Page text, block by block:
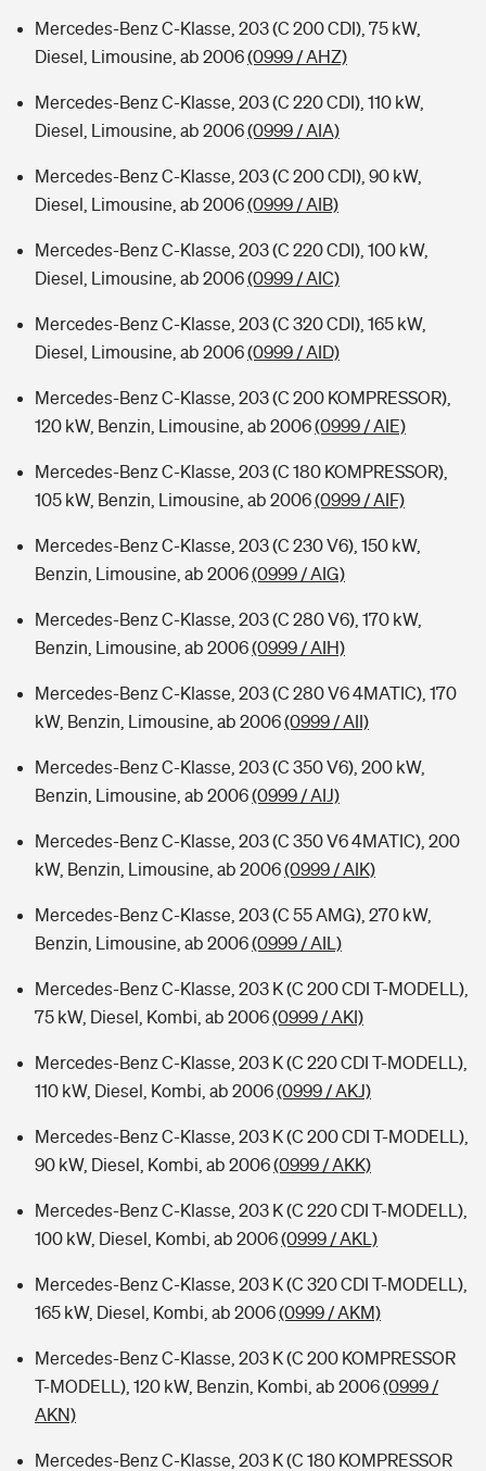
Mercedes-Benz C-Klasse, 203 (C 200 CDI), 75 kW,
Diesel, Limousine, ab 2006(0999 / AHZ)
Mercedes-Benz C-Klasse, 203 (C 220 CDI), 110 kW,
Diesel, Limousine, ab 2006(0999 / AIA)
Mercedes-Benz C-Klasse, 203 (C 200 CDI), 90 kW,
Diesel, Limousine, ab 2006(0999 / AIB)
Mercedes-Benz C-Klasse, 203 (C 220 CDI), 100 kW,
Diesel, Limousine, ab 2006(0999 / AIC)
Mercedes-Benz C-Klasse, 203 (C 320 CDI), 165 kW,
Diesel, Limousine, ab 2006(0999 / AID)
Mercedes-Benz C-Klasse, 203 (C 200 KOMPRESSOR),
120 kW, Benzin, Limousine, ab 2006(0999 / AIE)
Mercedes-Benz C-Klasse, 203 (C 180 KOMPRESSOR),
105 kW, Benzin, Limousine, ab 2006(0999 / AIF)
Mercedes-Benz C-Klasse, 203 (C 230 V6), 150 kW,
Benzin, Limousine, ab 2006(0999 / AIG)
Mercedes-Benz C-Klasse, 203 (C 280 V6), 170 kW,
Benzin, Limousine, ab 2006(0999 / AIH)
Mercedes-Benz C-Klasse, 203 (C 280 V6 4MATIC), 170
kW, Benzin, Limousine, ab 2006(0999 / AII)
Mercedes-Benz C-Klasse, 203 (C 350 V6), 200 kW,
Benzin, Limousine, ab 2006(0999 / AIJ)
Mercedes-Benz C-Klasse, 203 (C 350 V6 4MATIC), 200
kW, Benzin, Limousine, ab 2006(0999 / AIK)
Mercedes-Benz C-Klasse, 203 (C 55 AMG), 270 kW,
Benzin, Limousine, ab 2006(0999 / AIL)
Mercedes-Benz C-Klasse, 203 K (C 200 CDI T-MODELL),
75 kW, Diesel, Kombi, ab 2006(0999 / AKI)
Mercedes-Benz C-Klasse, 203 K (C 220 CDI T-MODELL),
110 kW, Diesel, Kombi, ab 2006(0999 / AKJ)
Mercedes-Benz C-Klasse, 203 K (C 200 CDI T-MODELL),
90 kW, Diesel, Kombi, ab 2006(0999 / AKK)
Mercedes-Benz C-Klasse, 203 K (C 220 CDI T-MODELL),
100 kW, Diesel, Kombi, ab 2006(0999 / AKL)
Mercedes-Benz C-Klasse, 203 K (C 320 CDI T-MODELL),
165 kW, Diesel, Kombi, ab 2006(0999 / AKM)
Mercedes-Benz C-Klasse, 203 K (C 200 KOMPRESSOR
T-MODELL), 120 kW, Benzin, Kombi, ab 2006(0999 /
AKN)
Mercedes-Benz C-Klasse, 203 K (C 180 KOMPRESSOR